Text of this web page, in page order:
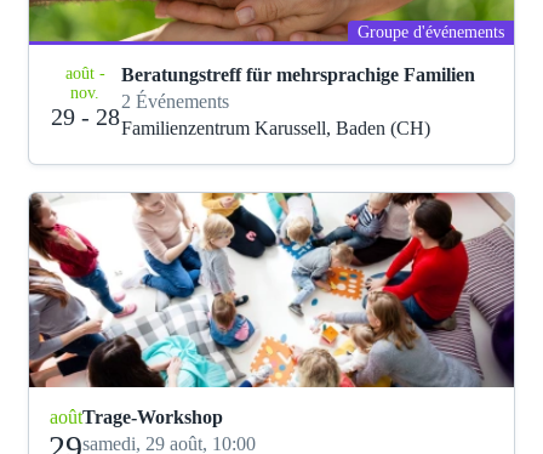
Groupe d'événements
août -
nov.
29 - 28
Beratungstreff für mehrsprachige Familien
2 Événements
Familienzentrum Karussell, Baden (CH)
aoûtTrage-Workshop
samedi, 29 août, 10:00